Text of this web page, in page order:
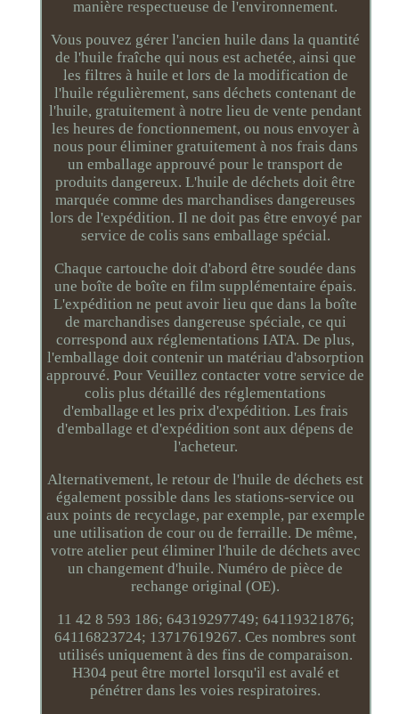
manière respectueuse de l'environnement.
Vous pouvez gérer l'ancien huile dans la quantité
de l'huile fraîche qui nous est achetée, ainsi que
les filtres à huile et lors de la modification de
l'huile régulièrement, sans déchets contenant de
l'huile, gratuitement à notre lieu de vente pendant
les heures de fonctionnement, ou nous envoyer à
nous pour éliminer gratuitement à nos frais dans
un emballage approuvé pour le transport de
produits dangereux. L'huile de déchets doit être
marquée comme des marchandises dangereuses
lors de l'expédition. Il ne doit pas être envoyé par
service de colis sans emballage spécial.
Chaque cartouche doit d'abord être soudée dans
une boîte de boîte en film supplémentaire épais.
L'expédition ne peut avoir lieu que dans la boîte
de marchandises dangereuse spéciale, ce qui
correspond aux réglementations IATA. De plus,
l'emballage doit contenir un matériau d'absorption
approuvé. Pour Veuillez contacter votre service de
colis plus détaillé des réglementations
d'emballage et les prix d'expédition. Les frais
d'emballage et d'expédition sont aux dépens de
l'acheteur.
Alternativement, le retour de l'huile de déchets est
également possible dans les stations-service ou
aux points de recyclage, par exemple, par exemple
une utilisation de cour ou de ferraille. De même,
votre atelier peut éliminer l'huile de déchets avec
un changement d'huile. Numéro de pièce de
rechange original (OE).
11 42 8 593 186; 64319297749; 64119321876;
64116823724; 13717619267. Ces nombres sont
utilisés uniquement à des fins de comparaison.
H304 peut être mortel lorsqu'il est avalé et
pénétrer dans les voies respiratoires.